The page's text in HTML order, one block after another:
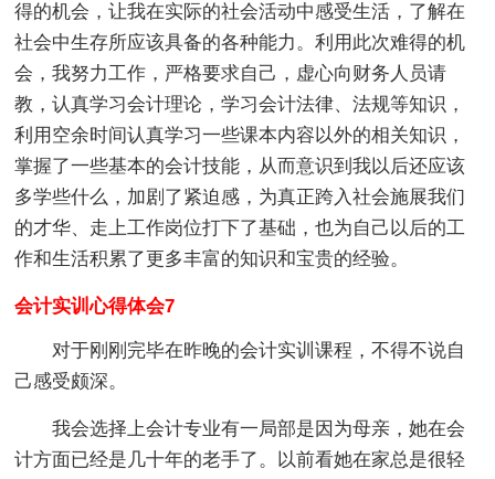
得的机会，让我在实际的社会活动中感受生活，了解在
社会中生存所应该具备的各种能力。利用此次难得的机
会，我努力工作，严格要求自己，虚心向财务人员请
教，认真学习会计理论，学习会计法律、法规等知识，
利用空余时间认真学习一些课本内容以外的相关知识，
掌握了一些基本的会计技能，从而意识到我以后还应该
多学些什么，加剧了紧迫感，为真正跨入社会施展我们
的才华、走上工作岗位打下了基础，也为自己以后的工
作和生活积累了更多丰富的知识和宝贵的经验。
会计实训心得体会7
对于刚刚完毕在昨晚的会计实训课程，不得不说自
己感受颇深。
我会选择上会计专业有一局部是因为母亲，她在会
计方面已经是几十年的老手了。以前看她在家总是很轻